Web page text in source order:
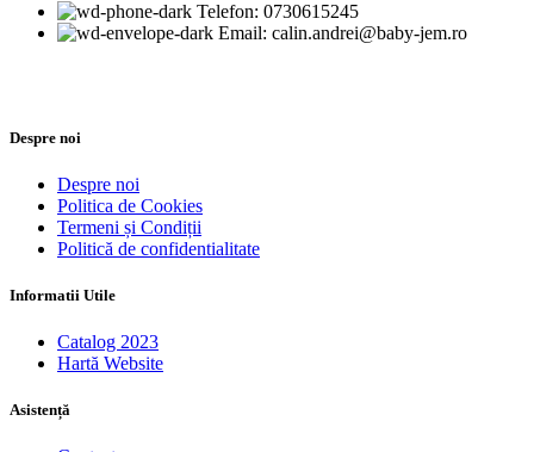
Telefon: 0730615245
Email: calin.andrei@baby-jem.ro
Despre noi
Despre noi
Politica de Cookies
Termeni și Condiții
Politică de confidentialitate
Informatii Utile
Catalog 2023
Hartă Website
Asistență